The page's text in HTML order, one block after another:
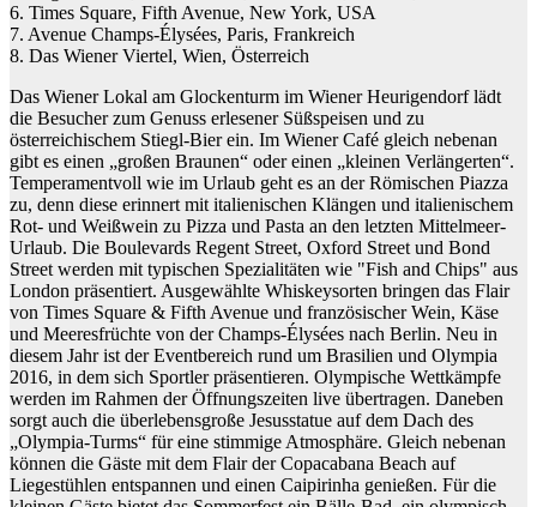
6. Times Square, Fifth Avenue, New York, USA
7. Avenue Champs-Élysées, Paris, Frankreich
8. Das Wiener Viertel, Wien, Österreich
Das Wiener Lokal am Glockenturm im Wiener Heurigendorf lädt
die Besucher zum Genuss erlesener Süßspeisen und zu
österreichischem Stiegl-Bier ein. Im Wiener Café gleich nebenan
gibt es einen „großen Braunen“ oder einen „kleinen Verlängerten“.
Temperamentvoll wie im Urlaub geht es an der Römischen Piazza
zu, denn diese erinnert mit italienischen Klängen und italienischem
Rot- und Weißwein zu Pizza und Pasta an den letzten Mittelmeer-
Urlaub. Die Boulevards Regent Street, Oxford Street und Bond
Street werden mit typischen Spezialitäten wie "Fish and Chips" aus
London präsentiert. Ausgewählte Whiskeysorten bringen das Flair
von Times Square & Fifth Avenue und französischer Wein, Käse
und Meeresfrüchte von der Champs-Élysées nach Berlin. Neu in
diesem Jahr ist der Eventbereich rund um Brasilien und Olympia
2016, in dem sich Sportler präsentieren. Olympische Wettkämpfe
werden im Rahmen der Öffnungszeiten live übertragen. Daneben
sorgt auch die überlebensgroße Jesusstatue auf dem Dach des
„Olympia-Turms“ für eine stimmige Atmosphäre. Gleich nebenan
können die Gäste mit dem Flair der Copacabana Beach auf
Liegestühlen entspannen und einen Caipirinha genießen. Für die